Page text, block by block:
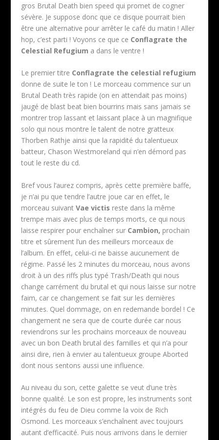
gros Brutal Death bien speed qui promet de cogner
sévère. Je suppose donc que ce disque pourrait bien
être une alternative pour arrêter le café du matin ! Aller
hop, c’est parti ! Voyons ce que ce Conflagrate the
Celestial Refugium a dans le ventre !
Le premier titre Conflagrate the celestial refugium
donne de suite le ton ! Le morceau commence sur un
Brutal Death très rapide (on en attendait pas moins)
jaugé de blast beat bien bourrins mais sans jamais se
montrer trop lassant et laissant place à un magnifique
solo qui nous montre le talent de notre gratteux
Thorben Rathje ainsi que la rapidité du talentueux
batteur, Chason Westmoreland qui n’en démord pas
tout le reste du cd.
Bref vous l’aurez compris, après cette première baffe,
je n’ai pu que tendre l’autre joue car en effet, le
morceau suivant Vae victis reste dans la même
trempe mais avec plus de temps morts, ce qui nous
laisse respirer pour enchaîner sur Cambion, prochain
titre et sûrement l’un des meilleurs morceaux de
l’album. En effet, celui-ci ne baisse aucunement de
régime. Passé les 2 minutes du morceau, nous avons
droit à un des riffs plus typé Trash/Death qui nous
change carrément du brutal et qui nous laisse sur notre
faim, car ce changement se fait sur les dernières
minutes. Quel dommage, on en redemande bordel ! Ce
changement ne sera que de courte durée car nous
reviendrons sur les prochains morceaux de nouveau
avec un bon Death brutal des familles et qui n’a pour
ainsi dire, rien à envier au talentueux groupe Aborted
dont nous sentons aussi une influence.
Au niveau du son, cette galette se veut d’une très
bonne qualité. Le son est propre, les instruments sont
intégrés du feu de Dieu comme la voix de Rich
Osmond. Les morceaux s’enchaînent avec toujours
autant d’efficacité. Puis nous arrivons dans le dernier